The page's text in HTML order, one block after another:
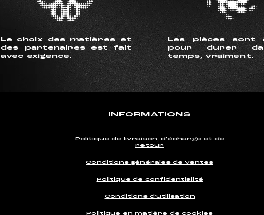
Le choix des matières et
des partenaires est fait
avec exigence.
Les pièces sont
pour durer
temps, vraiment.
INFORMATIONS
Politique de livraison, d'échange et de
retour
Conditions générales de ventes
Politique de confidentialité
Conditions d'utilisation
Politique en matière de cookies